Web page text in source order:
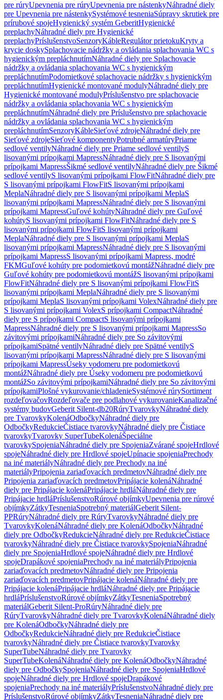
pre rúryUpevnenia pre rúryUpevnenia pre nástenkyNáhradné diely
pre Upevnenia pre nástenkySystémové tesneniaSúpravy skrutiek pre
prírubové spojeHygienický systém GeberitHygienické
preplachyNáhradné diely pre Hygienické
preplachyPríslušenstvoSenzoryKábleRegulátor prietokuKryty a
krycie doskySplachovacie nádržky a ovládania splachovania WC s
hygienickým prepláchnutímNáhradné diely pre Splachovacie
nádržky a ovládania splachovania WC s hygienickým
prepláchnutímPodomietkové splachovacie nádržky s hygienickým
prepláchnutímHygienické montované modulyNáhradné diely pre
Hygienické montované modulyPríslušenstvo pre splachovacie
nádržky a ovládania splachovania WC s hygienickým
prepláchnutímNáhradné diely pre Príslušenstvo pre splachovacie
nádržky a ovládania splachovania WC s hygienickým
prepláchnutímSenzoryKábleSieťové zdrojeNáhradné diely pre
Sieťové zdrojeSieťové komponentyPotrubné armatúryPriame
sedlové ventilyNáhradné diely pre Priame sedlové ventilyS
lisovanými prípojkami MapressNáhradné diely pre S lisovanými
prípojkami MapressŠikmé sedlové ventilyNáhradné diely pre Šikmé
sedlové ventilyS lisovanými prípojkami FlowFitNáhradné diely pre
S lisovanými prípojkami FlowFitS lisovanými prípojkami
MeplaNáhradné diely pre S lisovanými prípojkami MeplaS
lisovanými prípojkami MapressNáhradné diely pre S lisovanými
prípojkami MapressGuľové kohútyNáhradné diely pre Guľové
kohútyS lisovanými prípojkami FlowFitNáhradné diely pre S
lisovanými prípojkami FlowFitS lisovanými prípojkami
MeplaNáhradné diely pre S lisovanými prípojkami MeplaS
lisovanými prípojkami MapressNáhradné diely pre S lisovanými
prípojkami MapressS lisovanými prípojkami Mapress, modré
FKMGuľové kohúty pre podomietkovú montážNáhradné diely pre
Guľové kohúty pre podomietkovú montážS lisovanými prípojkami
FlowFitNáhradné diely pre S lisovanými prípojkami FlowFitS
lisovanými prípojkami MeplaNáhradné diely pre S lisovanými
prípojkami MeplaS lisovanými prípojkami VolexNáhradné diely pre
S lisovanými prípojkami VolexS prípojkami CompactNáhradné
diely pre S prípojkami CompactS lisovanými prípojkami
MapressNáhradné diely pre S lisovanými prípojkami MapressSo
závitovými prípojkamiNáhradné diely pre So závitovými
prípojkamiSpätné ventilyNáhradné diely pre Spätné ventilyS
lisovanými prípojkami MapressNáhradné diely pre S lisovanými
prípojkami MapressÚseky vodomeru pre podomietkovú
montážNáhradné diely pre Úseky vodomeru pre podomietkovú
montážSo závitovými prípojkamiNáhradné diely pre So závitovými
prípojkamiPlošné vykurovanie/chladenieSystémové rúrySortiment
rozdeľovačovRozdeľovače pre podlahové vykurovanieKanalizačné
systémy budovGeberit Silent-db20RúryTvarovkyNáhradné diely
pre TvarovkyKolenáOdbočkyNáhradné diely pre
OdbočkyRedukcieČistiace tvarovkyNáhradné diely pre Čistiace
tvarovkyTvarovky SuperTubeKolenáŠpeciálne
tvarovkySpojeniaNáhradné diely pre SpojeniaZvárané spojeHrdlové
spojeNáhradné diely pre Hrdlové spojeUpínacie spojeniaPrechody
na iné materiályNáhradné diely pre Prechody na iné
materiályPripojenia zariaďovacích predmetovNáhradné diely pre
Pripojenia zariaďovacích predmetovPripájacie kolenáNáhradné
diely pre Pripájacie kolenáPripájacie hrdláNáhradné diely pre
Pripájacie hrdláPríslušenstvoRúrové objímkyUpevnenia pre rúrové
objímkyZátkyTesneniaSpotrebný materiálGeberit Silent-
PPRúryNáhradné diely pre RúryTvarovkyNáhradné diely pre
TvarovkyKolenáNáhradné diely pre KolenáOdbočkyNáhradné
diely pre OdbočkyRedukcieNáhradné diely pre RedukcieČistiace
tvarovkyNáhradné diely pre Čistiace tvarovkySpojeniaNáhradné
diely pre SpojeniaHrdlové spojeNáhradné diely pre Hrdlové
spojeDrapákové spojeniaPrechody na iné materiályPripojenia
zariaďovacích predmetovNáhradné diely pre Pripojenia
zariaďovacích predmetovPripájacie kolenáNáhradné diely pre
Pripájacie kolenáPripájacie hrdláNáhradné diely pre Pripájacie
hrdláPríslušenstvoRúrové objímkyZátkyTesneniaSpotrebný
materiálGeberit Silent-ProRúryNáhradné diely pre
RúryTvarovkyNáhradné diely pre TvarovkyKolenáNáhradné diely
pre KolenáOdbočkyNáhradné diely pre
OdbočkyRedukcieNáhradné diely pre RedukcieČistiace
tvarovkyNáhradné diely pre Čistiace tvarovkyTvarovky
SuperTubeNáhradné diely pre Tvarovky
SuperTubeKolenáNáhradné diely pre KolenáOdbočkyNáhradné
diely pre OdbočkySpojeniaNáhradné diely pre SpojeniaHrdlové
spojeNáhradné diely pre Hrdlové spojeDrapákové
spojeniaPrechody na iné materiályPríslušenstvoNáhradné diely pre
PríslušenstvoRúrové objímkyZátkyTesneniaNáhradné diely pre